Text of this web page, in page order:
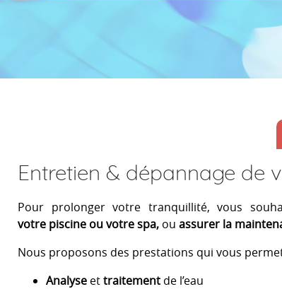
Entretien & dépannage de
Pour prolonger votre tranquillité, vous
votre piscine ou votrespa, ou assurer la
Nous proposons des prestations qui vous
Analyse ettraitement de l’eau